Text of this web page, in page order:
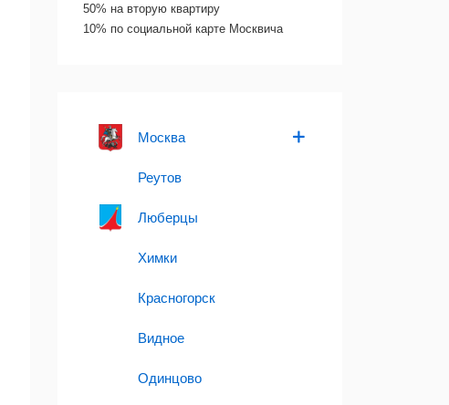
50% на вторую квартиру
10% по социальной карте Москвича
Москва
Реутов
Люберцы
Химки
Красногорск
Видное
Одинцово